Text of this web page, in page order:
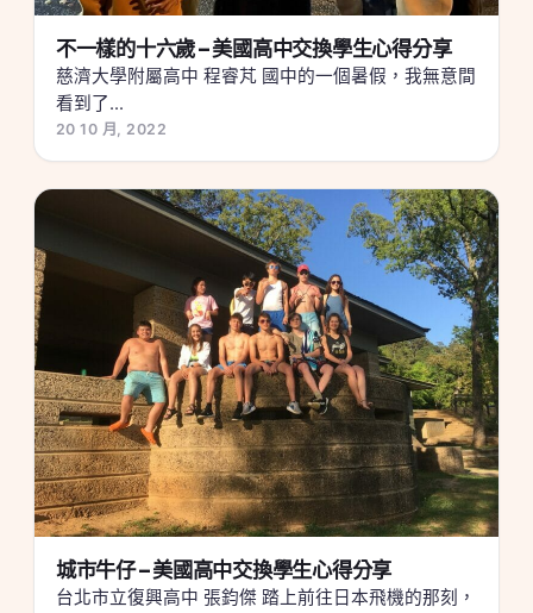
不一樣的十六歲 – 美國高中交換學生心得分享
慈濟大學附屬高中 程睿芃 國中的一個暑假，我無意間
看到了...
20 10 月, 2022
城市牛仔 – 美國高中交換學生心得分享
台北市立復興高中 張鈞傑 踏上前往日本飛機的那刻，